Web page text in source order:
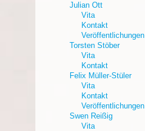
Julian Ott
Vita
Kontakt
Veröffentlichungen
Torsten Stöber
Vita
Kontakt
Felix Müller-Stüler
Vita
Kontakt
Veröffentlichungen
Swen Reißig
Vita